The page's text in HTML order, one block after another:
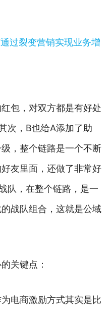
包，对双方都是有好处
次，B也给A添加了助
，整个链路是一个不断
友里面，还做了非常好
队，在整个链路，是一
战队组合，这就是公域
关键点：
电商激励方式其实是比